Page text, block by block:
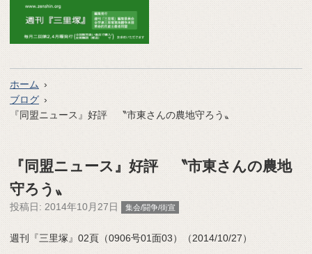
ホーム
ブログ
『同盟ニュース』好評 〝市東さんの農地守ろう〟
『同盟ニュース』好評 〝市東さんの農地
守ろう〟
投稿日: 2014年10月27日 集会/闘争/街宣
週刊『三里塚』02頁（0906号01面03）（2014/10/27）